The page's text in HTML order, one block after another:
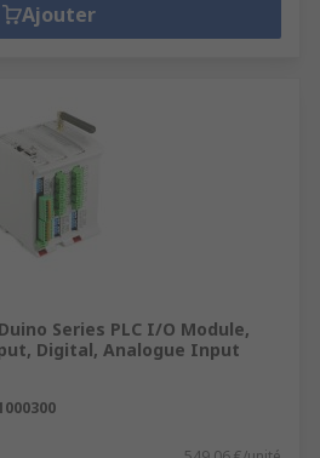
Ajouter
Series PLC I/O Module,
Digital, Analogue Input